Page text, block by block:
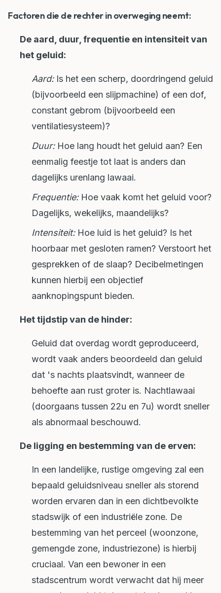
Factoren die de rechter in overweging neemt:
De aard, duur, frequentie en intensiteit van
het geluid:
Aard:Is het een scherp, doordringend geluid
(bijvoorbeeld een slijpmachine) of een dof,
constant gebrom (bijvoorbeeld een
ventilatiesysteem)?
Duur:Hoe lang houdt het geluid aan? Een
eenmalig feestje tot laat is anders dan
dagelijks urenlang lawaai.
Frequentie:Hoe vaak komt het geluid voor?
Dagelijks, wekelijks, maandelijks?
Intensiteit:Hoe luid is het geluid? Is het
hoorbaar met gesloten ramen? Verstoort het
gesprekken of de slaap? Decibelmetingen
kunnen hierbij een objectief
aanknopingspunt bieden.
Het tijdstip van de hinder:
Geluid dat overdag wordt geproduceerd,
wordt vaak anders beoordeeld dan geluid
dat 's nachts plaatsvindt, wanneer de
behoefte aan rust groter is. Nachtlawaai
(doorgaans tussen 22u en 7u) wordt sneller
als abnormaal beschouwd.
De ligging en bestemming van de erven:
In een landelijke, rustige omgeving zal een
bepaald geluidsniveau sneller als storend
worden ervaren dan in een dichtbevolkte
stadswijk of een industriële zone. De
bestemming van het perceel (woonzone,
gemengde zone, industriezone) is hierbij
cruciaal. Van een bewoner in een
stadscentrum wordt verwacht dat hij meer